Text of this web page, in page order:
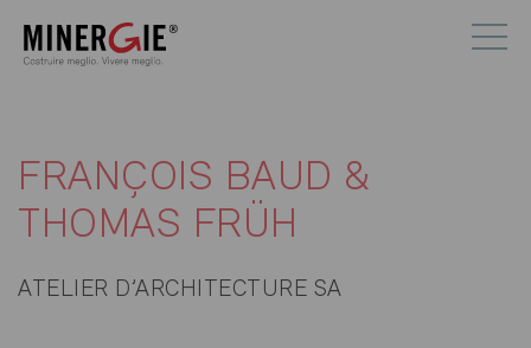
FRANÇOIS BAUD &
THOMAS FRÜH
ATELIER D’ARCHITECTURE SA